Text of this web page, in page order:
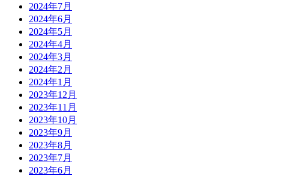
2024年7月
2024年6月
2024年5月
2024年4月
2024年3月
2024年2月
2024年1月
2023年12月
2023年11月
2023年10月
2023年9月
2023年8月
2023年7月
2023年6月